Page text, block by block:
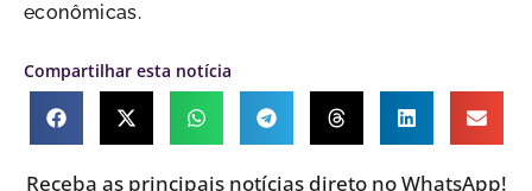
econômicas.
Compartilhar esta notícia
Receba as principais notícias direto no WhatsApp!